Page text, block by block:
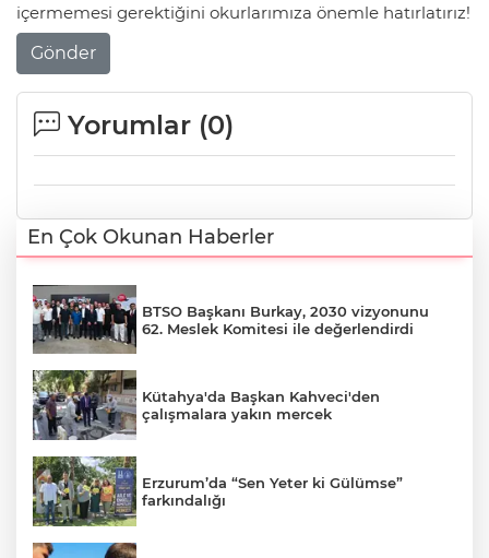
içermemesi gerektiğini okurlarımıza önemle hatırlatırız!
Gönder
Yorumlar (0)
En Çok Okunan Haberler
BTSO Başkanı Burkay, 2030 vizyonunu
62. Meslek Komitesi ile değerlendirdi
Kütahya'da Başkan Kahveci'den
çalışmalara yakın mercek
Erzurum’da “Sen Yeter ki Gülümse”
farkındalığı